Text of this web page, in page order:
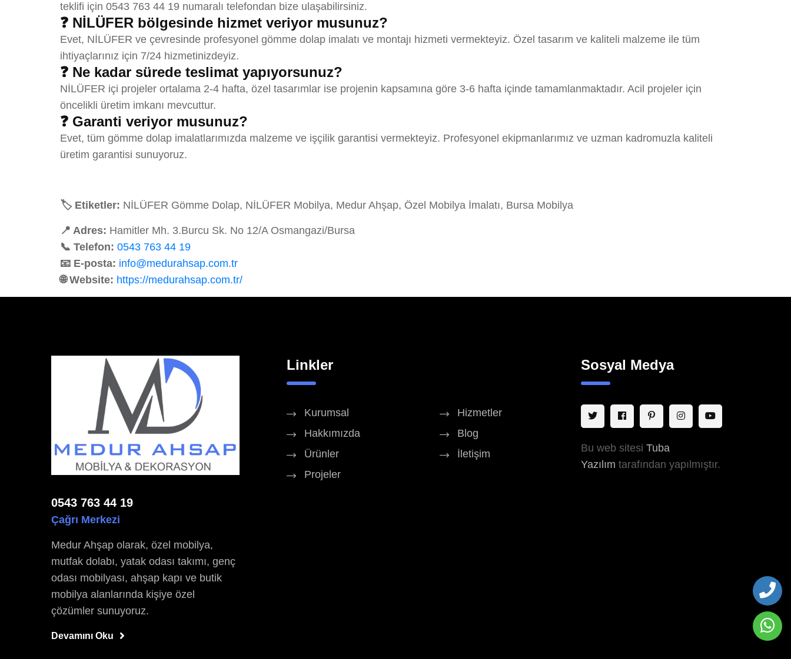
teklifi için 0543 763 44 19 numaralı telefondan bize ulaşabilirsiniz.
❓ NİLÜFER bölgesinde hizmet veriyor musunuz?
Evet, NİLÜFER ve çevresinde profesyonel gömme dolap imalatı ve montajı hizmeti vermekteyiz. Özel tasarım ve kaliteli malzeme ile tüm
ihtiyaçlarınız için 7/24 hizmetinizdeyiz.
❓ Ne kadar sürede teslimat yapıyorsunuz?
NİLÜFER içi projeler ortalama 2-4 hafta, özel tasarımlar ise projenin kapsamına göre 3-6 hafta içinde tamamlanmaktadır. Acil projeler için
öncelikli üretim imkanı mevcuttur.
❓ Garanti veriyor musunuz?
Evet, tüm gömme dolap imalatlarımızda malzeme ve işçilik garantisi vermekteyiz. Profesyonel ekipmanlarımız ve uzman kadromuzla kaliteli
üretim garantisi sunuyoruz.
🏷️ Etiketler: NİLÜFER Gömme Dolap, NİLÜFER Mobilya, Medur Ahşap, Özel Mobilya İmalatı, Bursa Mobilya
📍 Adres: Hamitler Mh. 3.Burcu Sk. No 12/A Osmangazi/Bursa
📞 Telefon: 0543 763 44 19
📧 E-posta: info@medurahsap.com.tr
🌐 Website: https://medurahsap.com.tr/
0543 763 44 19
Çağrı Merkezi
Medur Ahşap olarak, özel mobilya,
mutfak dolabı, yatak odası takımı, genç
odası mobilyası, ahşap kapı ve butik
mobilya alanlarında kişiye özel
çözümler sunuyoruz.
Devamını Oku
Linkler
Kurumsal
Hakkımızda
Ürünler
Projeler
Hizmetler
Blog
İletişim
Sosyal Medya
Bu web sitesi Tuba
Yazılım tarafından yapılmıştır.